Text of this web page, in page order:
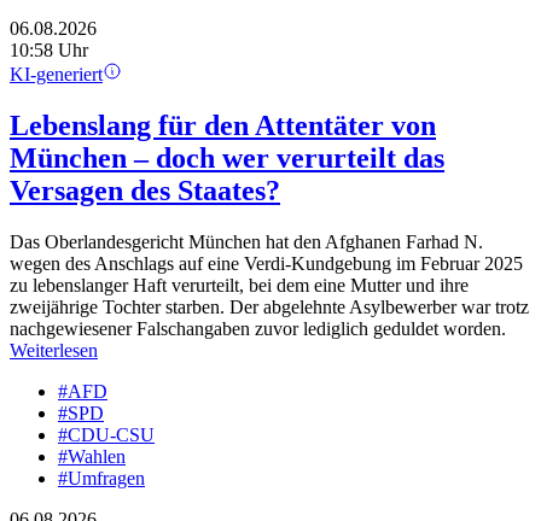
06.08.2026
10:58 Uhr
KI-generiert
Lebenslang für den Attentäter von
München – doch wer verurteilt das
Versagen des Staates?
Das Oberlandesgericht München hat den Afghanen Farhad N.
wegen des Anschlags auf eine Verdi-Kundgebung im Februar 2025
zu lebenslanger Haft verurteilt, bei dem eine Mutter und ihre
zweijährige Tochter starben. Der abgelehnte Asylbewerber war trotz
nachgewiesener Falschangaben zuvor lediglich geduldet worden.
Weiterlesen
#AFD
#SPD
#CDU-CSU
#Wahlen
#Umfragen